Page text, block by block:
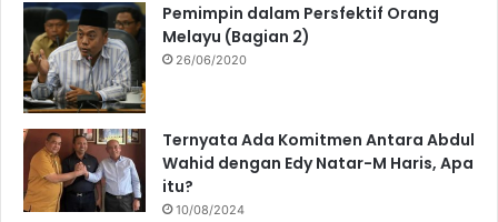
Pemimpin dalam Persfektif Orang
Melayu (Bagian 2)
26/06/2020
Ternyata Ada Komitmen Antara Abdul
Wahid dengan Edy Natar-M Haris, Apa
itu?
10/08/2024